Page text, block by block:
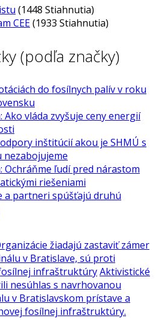
(1448 Stiahnutia)
CEE(1933 Stiahnutia)
(podľa značky)
do fosílnych palív v roku
Ako vláda zvyšuje ceny energií
inštitúcií akou je SHMÚ s
Ochráňme ľudí pred nárastom
riešeniami
a partneri spúšťajú druhú
žiadajú zastaviť zámer
v Bratislave, sú proti
infraštruktúryAktivistické
nesúhlas s navrhovanou
v Bratislavskom prístave a
fosílnej infraštruktúry.